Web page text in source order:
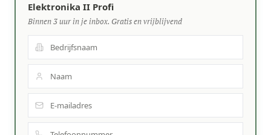
Elektronika II Profi
Binnen 3 uur in je inbox. Gratis en vrijblijvend